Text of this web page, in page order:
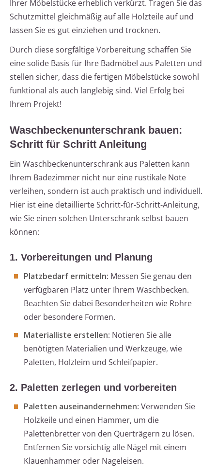
Ihrer Möbelstücke erheblich verkürzt. Tragen Sie das
Schutzmittel gleichmäßig auf alle Holzteile auf und
lassen Sie es gut einziehen und trocknen.
Durch diese sorgfältige Vorbereitung schaffen Sie
eine solide Basis für Ihre Badmöbel aus Paletten und
stellen sicher, dass die fertigen Möbelstücke sowohl
funktional als auch langlebig sind. Viel Erfolg bei
Ihrem Projekt!
Waschbeckenunterschrank bauen:
Schritt für Schritt Anleitung
Ein Waschbeckenunterschrank aus Paletten kann
Ihrem Badezimmer nicht nur eine rustikale Note
verleihen, sondern ist auch praktisch und individuell.
Hier ist eine detaillierte Schritt-für-Schritt-Anleitung,
wie Sie einen solchen Unterschrank selbst bauen
können:
1. Vorbereitungen und Planung
Platzbedarf ermitteln: Messen Sie genau den
verfügbaren Platz unter Ihrem Waschbecken.
Beachten Sie dabei Besonderheiten wie Rohre
oder besondere Formen.
Materialliste erstellen: Notieren Sie alle
benötigten Materialien und Werkzeuge, wie
Paletten, Holzleim und Schleifpapier.
2. Paletten zerlegen und vorbereiten
Paletten auseinandernehmen: Verwenden Sie
Holzkeile und einen Hammer, um die
Palettenbretter von den Querträgern zu lösen.
Entfernen Sie vorsichtig alle Nägel mit einem
Klauenhammer oder Nageleisen.